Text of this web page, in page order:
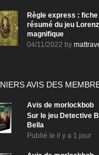
Règle express : fiche
résumé du jeu
magnifique
04/11/2022 by
AVIS DES
Avis de morlockbob
Sur le jeu Detective
Bella
Publié le il y a 1 jour